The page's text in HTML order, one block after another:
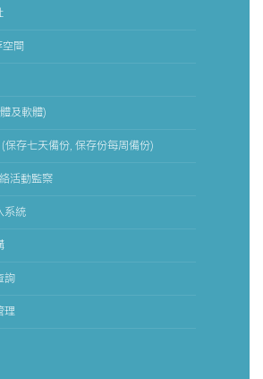
空間
及軟體)
保存七天備份, 保存份每周備份)
活動監察
系統
詢
理